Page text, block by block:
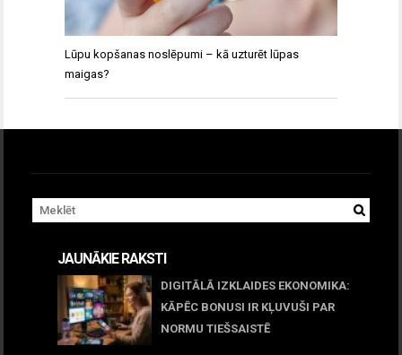
Lūpu kopšanas noslēpumi – kā uzturēt lūpas
maigas?
JAUNĀKIE RAKSTI
DIGITĀLĀ IZKLAIDES EKONOMIKA:
KĀPĒC BONUSI IR KĻUVUŠI PAR
NORMU TIEŠSAISTĒ